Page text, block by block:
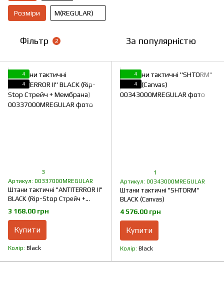
Розміри M(REGULAR)
Фільтр 2 За популярністю
4
4
3
Артикул: 00337000MREGULAR
Штани тактичні "ANTITERROR II"
BLACK (Rip-Stop Стрейч +
Мембрана)
3 168.00 грн
Купити
Колір Black
4
4
1
Артикул: 00343000MREGULAR
Штани тактичні "SHTORM"
BLACK (Canvas)
4 576.00 грн
Купити
Колір Black